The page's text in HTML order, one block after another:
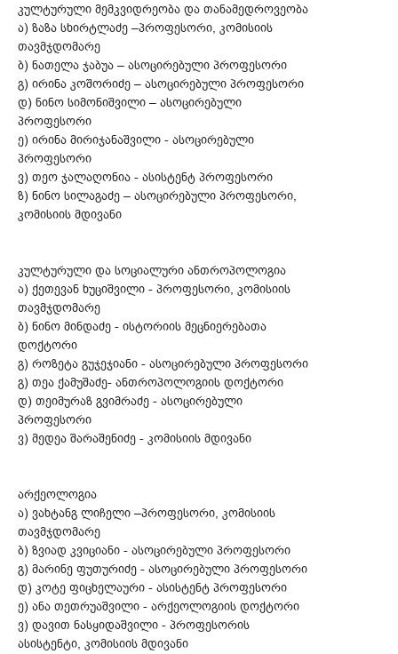
კულტურული მემკვიდრეობა და თანამედროვეობა
ა) ზაზა სხირტლაძე –პროფესორი, კომისიის
თავმჯდომარე
ბ) ნათელა ჯაბუა – ასოცირებული პროფესორი
გ) ირინა კოშორიძე – ასოცირებული პროფესორი
დ) ნინო სიმონიშვილი – ასოცირებული
პროფესორი
ე) ირინა მირიჯანაშვილი - ასოცირებული
პროფესორი
ვ) თეო ჯალაღონია - ასისტენტ პროფესორი
ზ) ნინო სილაგაძე – ასოცირებული პროფესორი,
კომისიის მდივანი
კულტურული და სოციალური ანთროპოლოგია
ა) ქეთევან ხუციშვილი - პროფესორი, კომისიის
თავმჯდომარე
ბ) ნინო მინდაძე - ისტორიის მეცნიერებათა
დოქტორი
გ) როზეტა გუჯეჯიანი - ასოცირებული პროფესორი
გ) თეა ქამუშაძე- ანთროპოლოგიის დოქტორი
დ) თეიმურაზ გვიმრაძე - ასოცირებული
პროფესორი
ვ) მედეა შარაშენიძე - კომისიის მდივანი
არქეოლოგია
ა) ვახტანგ ლიჩელი –პროფესორი, კომისიის
თავმჯდომარე
ბ) ზვიად კვიციანი - ასოცირებული პროფესორი
გ) მარინე ფუთურიძე - ასოცირებული პროფესორი
დ) კოტე ფიცხელაური - ასისტენტ პროფესორი
ე) ანა თეთრუაშვილი - არქეოლოგიის დოქტორი
ვ) დავით ნასყიდაშვილი - პროფესორის
ასისტენტი, კომისიის მდივანი